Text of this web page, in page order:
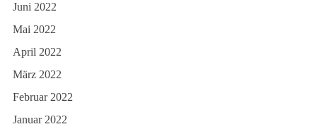
Juni 2022
Mai 2022
April 2022
März 2022
Februar 2022
Januar 2022